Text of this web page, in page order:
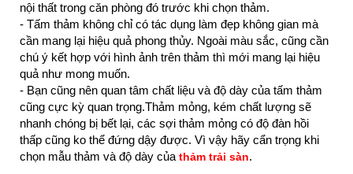
nội thất trong căn phòng đó trước khi chọn thảm.
- Tấm thảm không chỉ có tác dụng làm đẹp không gian mà
cần mang lại hiệu quả phong thủy. Ngoài màu sắc, cũng cần
chú ý kết hợp với hình ảnh trên thảm thì mới mang lại hiệu
quả như mong muốn.
- Bạn cũng nên quan tâm chất liệu và độ dày của tấm thảm
cũng cực kỳ quan trọng.Thảm mỏng, kém chất lượng sẽ
nhanh chóng bị bết lại, các sợi thảm mỏng có độ đàn hồi
thấp cũng ko thể đứng dậy được. Vì vậy hãy cẩn trọng khi
chọn mẫu thảm và độ dày của thảm trải sàn.